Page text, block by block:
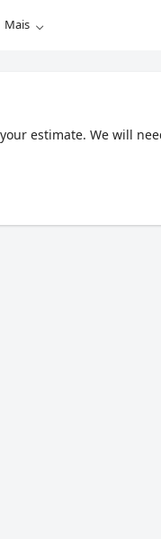
Mais
estimate. We will